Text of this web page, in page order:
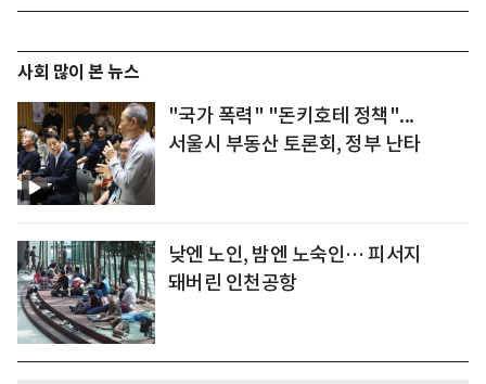
사회 많이 본 뉴스
"국가 폭력" "돈키호테 정책"...
서울시 부동산 토론회, 정부 난타
낮엔 노인, 밤엔 노숙인… 피서지
돼버린 인천공항